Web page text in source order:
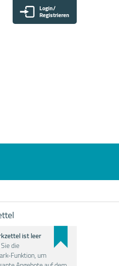
Login/
Registrieren
ist leer
die
Funktion, um